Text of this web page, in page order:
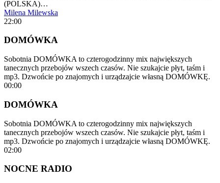
(POLSKA)…
Milena Milewska
22:00
DOMÓWKA
Sobotnia DOMÓWKA to czterogodzinny mix największych
tanecznych przebojów wszech czasów. Nie szukajcie płyt, taśm i
mp3. Dzwońcie po znajomych i urządzajcie własną DOMÓWKĘ.
00:00
DOMÓWKA
Sobotnia DOMÓWKA to czterogodzinny mix największych
tanecznych przebojów wszech czasów. Nie szukajcie płyt, taśm i
mp3. Dzwońcie po znajomych i urządzajcie własną DOMÓWKĘ.
02:00
NOCNE RADIO